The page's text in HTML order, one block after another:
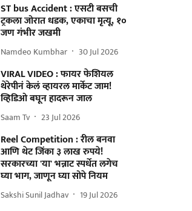
ST bus Accident : एसटी बसची
ट्रकला जोरात धडक, एकाचा मृत्यू, १०
जण गंभीर जखमी
Namdeo Kumbhar 30 Jul 2026
VIRAL VIDEO : फायर फेशियल
थेरेपीनं केलं व्हायरल मार्केट जाम!
व्हिडिओ बघून हादरून जाल
Saam Tv 23 Jul 2026
Reel Competition : रील बनवा
आणि थेट जिंका ३ लाख रुपये!
सरकारच्या 'या' भन्नाट स्पर्धेत लगेच
घ्या भाग, जाणून घ्या सोपे नियम
Sakshi Sunil Jadhav 19 Jul 2026